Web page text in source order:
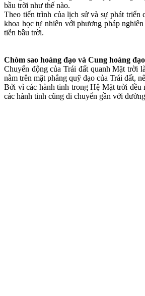
bầu trời như thế nào.
Theo tiến trình của lịch sử và sự phát triển
khoa học tự nhiên với phương pháp
tiễn bầu trời.
Chòm sao hoàng đạo và Cung hoàng đạo
Chuyển động của Trái đất quanh Mặt trời
nằm trên mặt phẳng quỹ đạo của Trái đất,
Bởi vì các hành tinh trong Hệ Mặt trời đều
các hành tinh cũng di chuyển gần với